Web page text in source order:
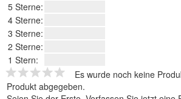
5 Sterne:
4 Sterne:
3 Sterne:
2 Sterne:
1 Stern:
Es wurde noch keine
Produkt abgegeben.